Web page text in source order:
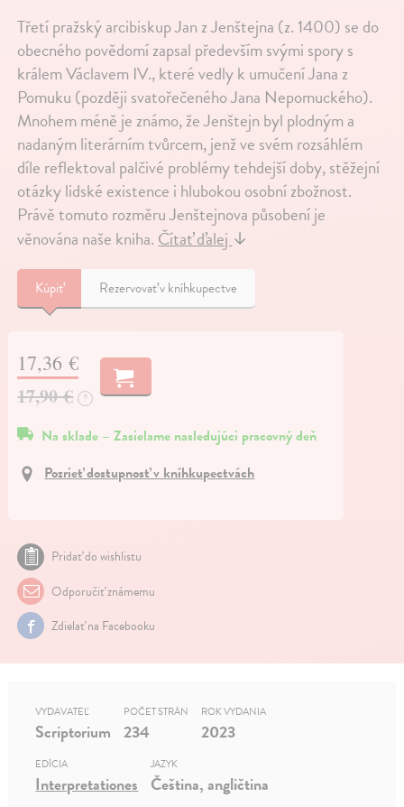
Třetí pražský arcibiskup Jan z Jenštejna (z. 1400) se do
obecného povědomí zapsal především svými spory s
králem Václavem IV., které vedly k umučení Jana z
Pomuku (později svatořečeného Jana Nepomuckého).
Mnohem méně je známo, že Jenštejn byl plodným a
nadaným literárním tvůrcem, jenž ve svém rozsáhlém
díle reflektoval palčivé problémy tehdejší doby, stěžejní
otázky lidské existence i hlubokou osobní zbožnost.
Právě tomuto rozměru Jenštejnova působení je
věnována naše kniha.Čítať ďalej↓
Kúpiť Rezervovať v kníhkupectve
17,36 €
17,90 €
?
Na sklade – Zasielame nasledujúci pracovný deň
Pozrieť dostupnosť v kníhkupectvách
Pridať do wishlistu
Odporučiť známemu
Zdielať na Facebooku
VYDAVATEĽ
Scriptorium
POČET STRÁN
234
ROK VYDANIA
2023
EDÍCIA
Interpretationes
JAZYK
Čeština, angličtina